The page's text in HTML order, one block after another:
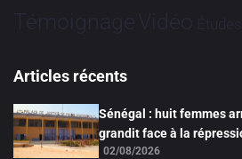
TémoignageVidéo Études
Articles récents
Sénégal : huit femmes
grandit face à la
02/08/2026